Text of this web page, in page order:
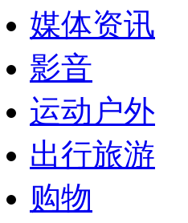
媒体资讯
影音
运动户外
出行旅游
购物